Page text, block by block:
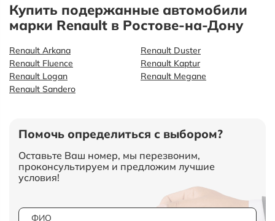
Купить подержанные автомобили
марки Renault в Ростове-на-Дону
Renault Arkana
Renault Duster
Renault Fluence
Renault Kaptur
Renault Logan
Renault Megane
Renault Sandero
Помочь определиться с выбором?
Оставьте Ваш номер, мы перезвоним,
проконсультируем и предложим лучшие
условия!